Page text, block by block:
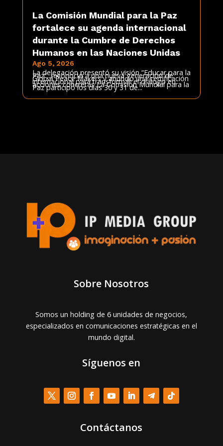
La Comisión Mundial para la Paz
fortalece su agenda internacional
durante la Cumbre de Derechos
Humanos en las Naciones Unidas
Ago 5, 2026
La delegación presentó su visión “Educar para la
Paz”, reconoció a una nueva generación de
Global Peace Makers y anunció una certificación
internacional para transformar el diálogo en
acciones concretas La Comisión Mundial para la
Paz participó los días 30 y 31 de...
Sobre Nosotros
Somos un holding de 6 unidades de negocios,
especializados en comunicaciones estratégicas en el
mundo digital.
Síguenos en
Contáctanos